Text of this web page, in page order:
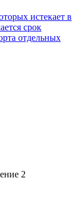
истекает в
срок
отдельных
2